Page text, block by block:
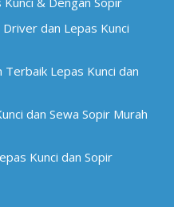
dan Lepas Kunci
Lepas Kunci dan
dan Sewa Sopir Murah
Kunci dan Sopir